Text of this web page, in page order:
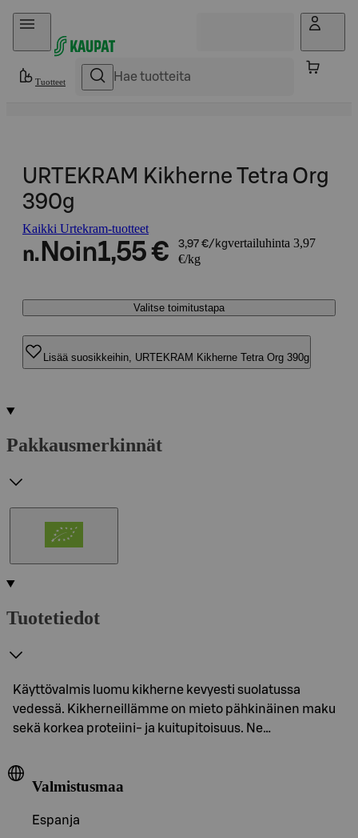
Hyppää sisältöön
Tuotteet
URTEKRAM Kikherne Tetra Org
390g
Kaikki Urtekram-tuotteet
n. Noin1,55 € 3,97 €/kgvertailuhinta 3,97
€/kg
Valitse toimitustapa
Lisää suosikkeihin, URTEKRAM Kikherne Tetra Org 390g
Pakkausmerkinnät
Tuotetiedot
Käyttövalmis luomu kikherne kevyesti suolatussa
vedessä. Kikherneillämme on mieto pähkinäinen maku
sekä korkea proteiini- ja kuitupitoisuus. Ne…
Valmistusmaa
Espanja